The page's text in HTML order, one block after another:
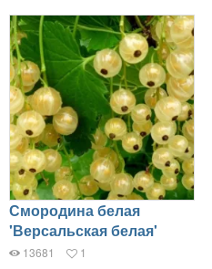
Смородина белая
'Версальская белая'
13681 1